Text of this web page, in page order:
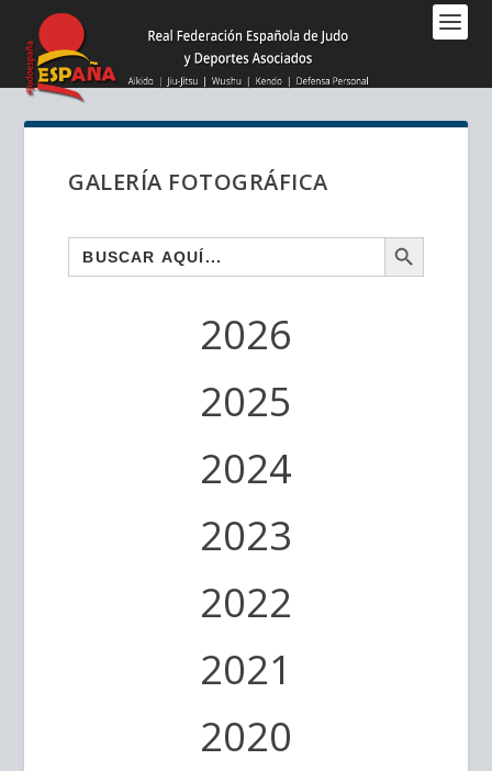
este
sitio
web
GALERÍA FOTOGRÁFICA
Buscar: BOTÓN DE BÚSQUEDA
2026
2025
2024
2023
2022
2021
2020